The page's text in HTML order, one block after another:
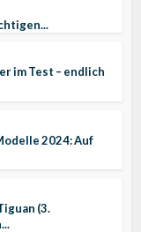
im Test – endlich
2024: Auf
(3.